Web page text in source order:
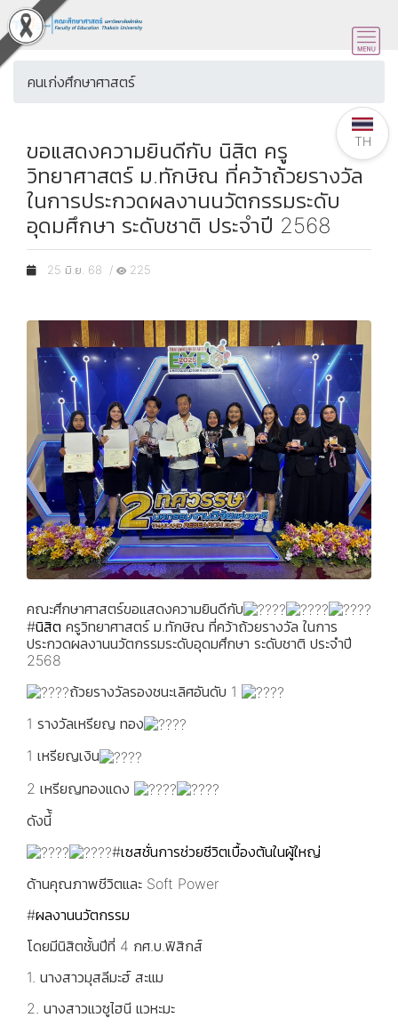
คนเก่งศึกษาศาสตร์
ขอแสดงความยินดีกับ นิสิต ครู
วิทยาศาสตร์ ม.ทักษิณ ที่คว้าถ้วยรางวัล
ในการประกวดผลงานนวัตกรรมระดับ
อุดมศึกษา ระดับชาติ ประจำปี 2568
25 มิ.ย. 68 / 225
คณะศึกษาศาสตร์ขอแสดงความยินดีกับ
#นิสิต ครูวิทยาศาสตร์ ม.ทักษิณ ที่คว้าถ้วยรางวัล ในการ
ประกวดผลงานนวัตกรรมระดับอุดมศึกษา ระดับชาติ ประจำปี
2568
ถ้วยรางวัลรองชนะเลิศอันดับ 1
1 รางวัลเหรียญ ทอง
1 เหรียญเงิน
2 เหรียญทองแดง
ดังนี้้
#เซสชั่นการช่วยชีวิตเบื้องต้นในผู้ใหญ่
ด้านคุณภาพชีวิตและ Soft Power
#ผลงานนวัตกรรม
โดยมีนิสิตชั้นปีที่ 4 กศ.บ.ฟิสิกส์
1. นางสาวมุสลีมะฮ์ สะแม
2. นางสาวแวซูไฮนี แวหะมะ
TH